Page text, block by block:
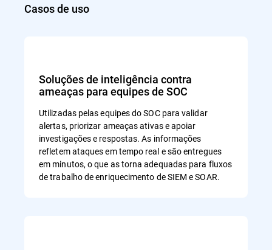
Casos de uso
Soluções de inteligência contra
ameaças para equipes de SOC
Utilizadas pelas equipes do SOC para validar
alertas, priorizar ameaças ativas e apoiar
investigações e respostas. As informações
refletem ataques em tempo real e são entregues
em minutos, o que as torna adequadas para fluxos
de trabalho de enriquecimento de SIEM e SOAR.